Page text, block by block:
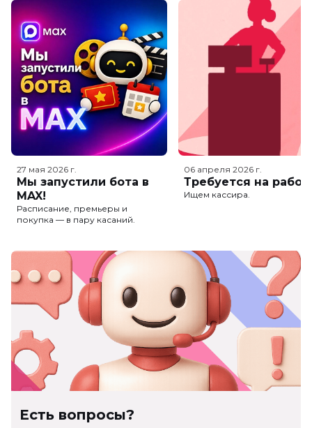
27 мая 2026 г.
Мы запустили бота в
MAX!
Расписание, премьеры и
покупка — в пару касаний.
06 апреля 2026 г.
Требуется на
Ищем кассира.
Есть вопросы?